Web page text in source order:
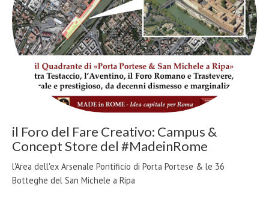
il Foro del Fare Creativo: Campus &
Concept Store del #MadeinRome
l'Area dell'ex Arsenale Pontificio di Porta Portese & le 36
Botteghe del San Michele a Ripa